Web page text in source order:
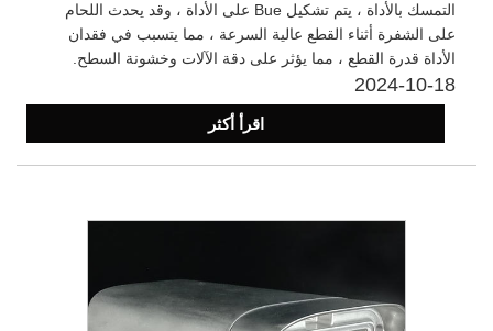
التمسك بالأداة ، يتم تشكيل Bue على الأداة ، وقد يحدث اللحام
على الشفرة أثناء القطع عالية السرعة ، مما يتسبب في فقدان
الأداة قدرة القطع ، مما يؤثر على دقة الآلات وخشونة السطح.
2024-10-18
اقرأ أكثر